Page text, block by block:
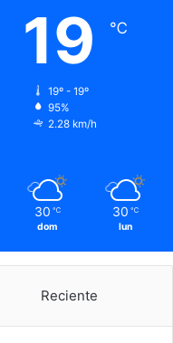
19 ℃
19º - 19º
95%
2.28 km/h
30 ℃
dom
30 ℃
lun
Reciente